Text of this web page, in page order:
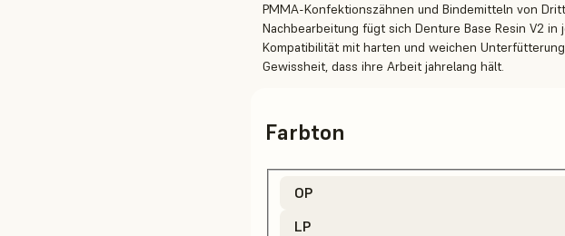
PMMA-Konfektionszähnen und Bindemitteln von
Nachbearbeitung fügt sich Denture Base Resin V2
Kompatibilität mit harten und weichen
Gewissheit, dass ihre Arbeit jahrelang hält.
Farbton
OP
LP